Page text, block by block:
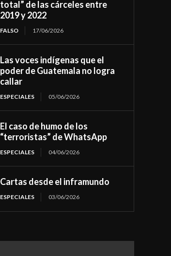
total” de las cárceles entre
2019 y 2022
FALSO 17/06/2026
Las voces indígenas que el
poder de Guatemala no logra
callar
ESPECIALES 05/06/2026
El caso de humo de los
“terroristas” de WhatsApp
ESPECIALES 04/06/2026
Cartas desde el inframundo
ESPECIALES 03/06/2026